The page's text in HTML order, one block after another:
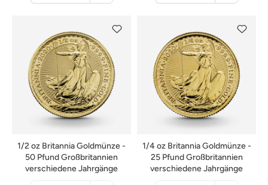
Warenkorb
Warenkorb
1/2 oz Britannia Goldmünze -
50 Pfund Großbritannien
verschiedene Jahrgänge
1/4 oz Britannia Goldmünze -
25 Pfund Großbritannien
verschiedene Jahrgänge